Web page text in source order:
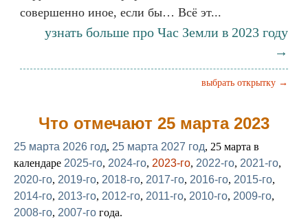
совершенно иное, если бы… Всё эт...
узнать больше про Час Земли в 2023 году
→
выбрать открытку →
Что отмечают 25 марта 2023
25 марта 2026 год, 25 марта 2027 год, 25 марта в
календаре 2025-го, 2024-го, 2023-го, 2022-го, 2021-го,
2020-го, 2019-го, 2018-го, 2017-го, 2016-го, 2015-го,
2014-го, 2013-го, 2012-го, 2011-го, 2010-го, 2009-го,
2008-го, 2007-го года.